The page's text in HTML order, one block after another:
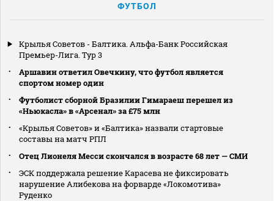
ФУТБОЛ
Крылья Советов - Балтика. Альфа-Банк Российская
Премьер-Лига. Тур 3
Аршавин ответил Овечкину, что футбол является
спортом номер один
Футболист сборной Бразилии Гимараеш перешел из
«Ньюкасла» в «Арсенал» за £75 млн
«Крылья Советов» и «Балтика» назвали стартовые
составы на матч РПЛ
Отец Лионеля Месси скончался в возрасте 68 лет — СМИ
ЭСК поддержала решение Карасева не фиксировать
нарушение Алибекова на форварде «Локомотива»
Руденко